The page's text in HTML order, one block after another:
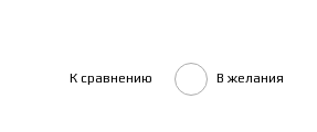
К сравнению В желания